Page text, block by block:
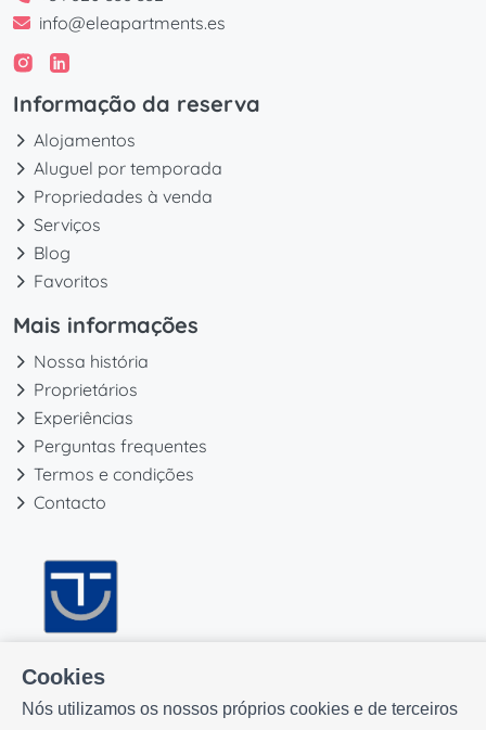
Cookies
Nós utilizamos os nossos próprios cookies e de terceiros
info@eleapartments.es
Informação da reserva
Alojamentos
Aluguel por temporada
Propriedades à venda
Serviços
Blog
Favoritos
Mais informações
Nossa história
Proprietários
Experiências
Perguntas frequentes
Termos e condições
Contacto